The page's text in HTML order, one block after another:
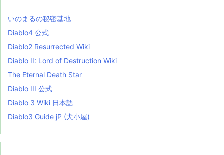
i
s
t
いのまるの秘密基地
Diablo4 公式
Diablo2 Resurrected Wiki
Diablo II: Lord of Destruction Wiki
The Eternal Death Star
Diablo III 公式
Diablo 3 Wiki 日本語
Diablo3 Guide jP (犬小屋)